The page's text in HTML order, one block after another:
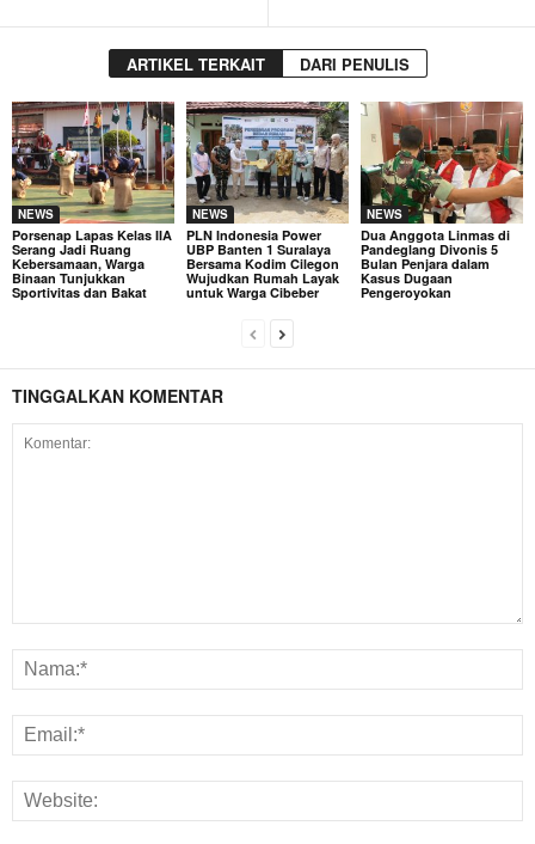
ARTIKEL TERKAIT DARI PENULIS
NEWS
Porsenap Lapas Kelas IIA
Serang Jadi Ruang
Kebersamaan, Warga
Binaan Tunjukkan
Sportivitas dan Bakat
NEWS
PLN Indonesia Power
UBP Banten 1 Suralaya
Bersama Kodim Cilegon
Wujudkan Rumah Layak
untuk Warga Cibeber
NEWS
Dua Anggota Linmas di
Pandeglang Divonis 5
Bulan Penjara dalam
Kasus Dugaan
Pengeroyokan
TINGGALKAN KOMENTAR